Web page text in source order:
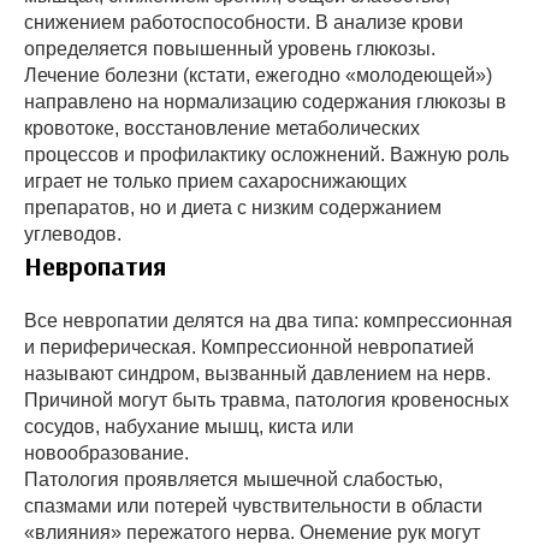
снижением работоспособности. В анализе крови
определяется повышенный уровень глюкозы.
Лечение болезни (кстати, ежегодно «молодеющей»)
направлено на нормализацию содержания глюкозы в
кровотоке, восстановление метаболических
процессов и профилактику осложнений. Важную роль
играет не только прием сахароснижающих
препаратов, но и диета с низким содержанием
углеводов.
Невропатия
Все невропатии делятся на два типа: компрессионная
и периферическая. Компрессионной невропатией
называют синдром, вызванный давлением на нерв.
Причиной могут быть травма, патология кровеносных
сосудов, набухание мышц, киста или
новообразование.
Патология проявляется мышечной слабостью,
спазмами или потерей чувствительности в области
«влияния» пережатого нерва. Онемение рук могут